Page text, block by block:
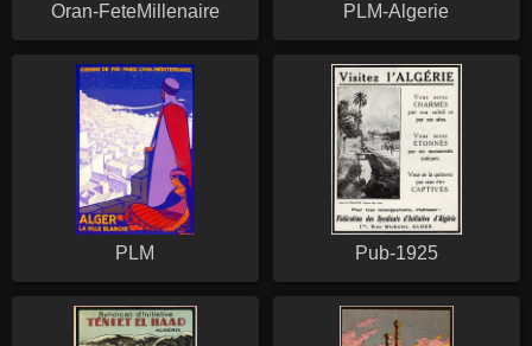
Oran-FeteMillenaire PLM-Algerie
PLM Pub-1925